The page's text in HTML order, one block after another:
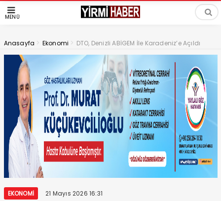
MENÜ
Anasayfa > Ekonomi > DTO, Denizli ABİGEM İle Karadeniz’e Açıldı
EKONOMI 21 Mayıs 2026 16:31